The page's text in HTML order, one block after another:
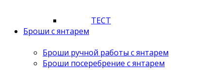
ТЕСТ
Броши с янтарем
Броши ручной работы с янтарем
Броши посеребрение с янтарем